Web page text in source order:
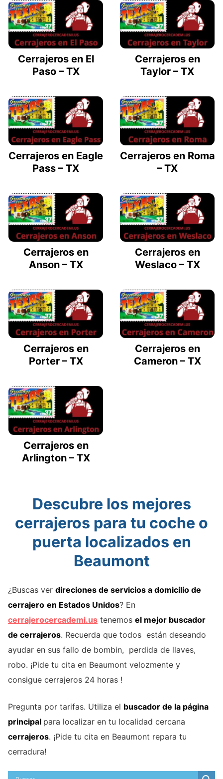
Cerrajeros en El
Paso – TX
Cerrajeros en
Taylor – TX
Cerrajeros en Eagle
Pass – TX
Cerrajeros en Roma
– TX
Cerrajeros en
Anson – TX
Cerrajeros en
Weslaco – TX
Cerrajeros en
Porter – TX
Cerrajeros en
Cameron – TX
Cerrajeros en
Arlington – TX
Descubre los mejores
cerrajeros para tu coche o
puerta localizados en
Beaumont
¿Buscas ver direciones de servicios a domicilio de
cerrajero en Estados Unidos? En
cerrajerocercademi.us tenemos el mejor buscador
de cerrajeros. Recuerda que todos están deseando
ayudar en sus fallo de bombin, perdida de llaves,
robo. ¡Pide tu cita en Beaumont velozmente y
consigue cerrajeros 24 horas !
Pregunta por tarifas. Utiliza el buscador de la página
principal para localizar en tu localidad cercana
cerrajeros. ¡Pide tu cita en Beaumont repara tu
cerradura!